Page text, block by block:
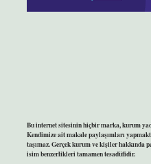
Bu internet sitesinin hiçbir marka, kurum
Kendimize ait makale paylaşımları
taşımaz. Gerçek kurum ve kişiler hakkında
isim benzerlikleri tamamen tesadüfidir.